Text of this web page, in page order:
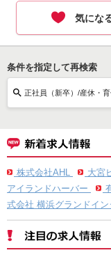
気にな
条件を指定して再検索
正社員（新卒）/産休・
株式会社AHL 大宮
アイランドハーバー
式会社 横浜グランドイ